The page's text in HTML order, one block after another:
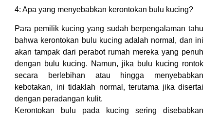
4: Apa yang menyebabkan kerontokan bulu kucing?
Para pemilik kucing yang sudah berpengalaman tahu
bahwa kerontokan bulu kucing adalah normal, dan ini
akan tampak dari perabot rumah mereka yang penuh
dengan bulu kucing. Namun, jika bulu kucing rontok
secara berlebihan atau hingga menyebabkan
kebotakan, ini tidaklah normal, terutama jika disertai
dengan peradangan kulit.
Kerontokan bulu pada kucing sering disebabkan